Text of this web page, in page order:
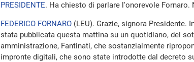
PRESIDENTE. Ha chiesto di parlare l'onorevole Fornaro.
FEDERICO FORNARO (LEU). Grazie, signora Presidente.
stata pubblicata questa mattina su un quotidiano, del
amministrazione, Fantinati, che sostanzialmente
impronte digitali, che sono state introdotte dal decreto